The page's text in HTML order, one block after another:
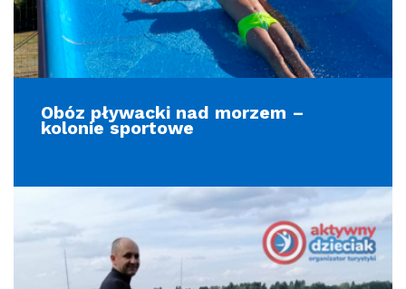
Obóz pływacki nad morzem –
kolonie sportowe